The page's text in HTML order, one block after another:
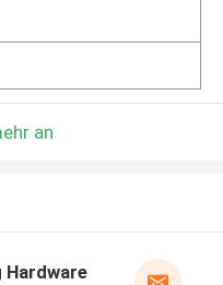
an
Hardware